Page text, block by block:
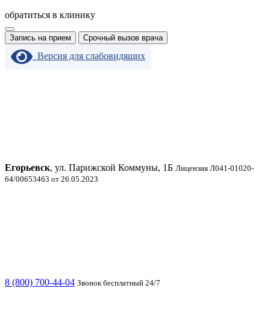
обратиться в клинику
Запись на прием Срочный вызов врача
Версия для слабовидящих
Егорьевск, ул. Парижской Коммуны, 1Б Лицензия Л041-01020-
64/00653463 от 26.05.2023
8 (800) 700-44-04 Звонок бесплатный 24/7